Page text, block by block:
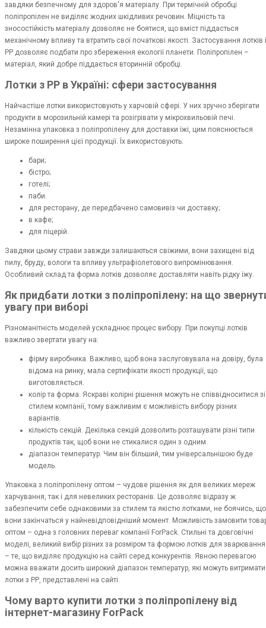
завдяки безпечному для здоров'я матеріалу. При термічній обробці
поліпропілен не виділяє жодних шкідливих речовин. Міцність та
зносостійкість матеріалу дозволяє не боятися, що вміст піддасться
механічному впливу та втратить свої початкові якості. Застосування лотків
РР дозволяє подбати про збереження екології планети. Поліпропілен –
матеріал, який добре піддається вторинній обробці.
Лотки з PP в Україні: сфери застосування
Найчастіше лотки використовують у харчовій сфері. У них зручно зберігати
продукти в морозильній камері та розігрівати у мікрохвильовій печі.
Незамінна упаковка з поліпропілену для доставки їжі, цим пояснюється
широке поширення цієї продукції. Їх використовують:
бари;
бістро;
готелі;
паби.
для ресторану, де передбачено самовивіз чи доставку;
в кафе;
для піцерій.
Завдяки цьому страви завжди залишаються свіжими, вони захищені від
пилу, бруду, вологи та впливу ультрафіолетового випромінювання.
Особливий склад та форма лотків дозволяє доставляти навіть рідку їжу.
Як придбати лотки з поліпропілену: на що
увагу при виборі
Різноманітність моделей ускладнює процес вибору. При покупці лотків
важливо звертати увагу на:
фірму виробника. Важливо, щоб вона заслуговувала на довіру, була
відома на ринку, мала сертифікати якості продукції, що
виготовляється.
колір та форма. Яскраві колірні рішення можуть не співвідноситися зі
стилем компанії, тому важливим є можливість вибору різних
варіантів.
кількість секцій. Декілька секцій дозволить розташувати різні типи
продуктів так, щоб вони не стикалися один з одним.
діапазон температур. Чим він більший, тим універсальнішою буде
модель.
Упаковка з поліпропілену оптом – чудове рішення як для великих мереж
харчування, так і для невеликих ресторанів. Це дозволяє відразу ж
забезпечити себе однаковими за стилем та якістю лотками, не боячись, що
вони закінчаться у найневідповідніший момент. Можливість замовити
оптом – одна з головних переваг компанії ForPack. Стильні та довговічні
моделі, великий вибір різних за розміром та формою лотків для зварювання
– те, що виділяє продукцію на сайті серед конкурентів. Явною перевагою
можна вважати досить широкий діапазон температур, які можуть витримати
лотки з РР, представлені на сайті.
Чому варто купити лотки з поліпропілену від
інтернет-магазину ForPack